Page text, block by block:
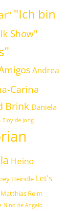
"Ich bin
Show"
Andrea
Carina
Brink Daniela
Eloy de Jong
Heino
Heindle Let's
Matthias Reim
Nino de Angelo